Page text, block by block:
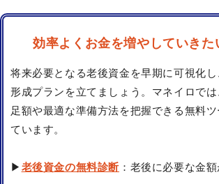
効率よくお金を増やしていきた
将来必要となる老後資金を早期に可視化
形成プランを立てましょう。マネイロで
足額や最適な準備方法を把握できる無料
ています。
▶ 老後資金の無料診断 ：老後に必要な金